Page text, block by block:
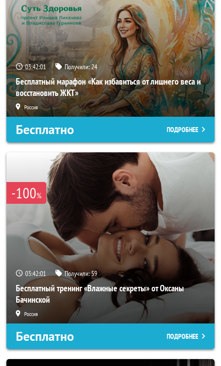
03:41:58 Получили:24
Бесплатный марафон «Как избавиться от лишнего веса и
восстановить ЖКТ»
Россия
Бесплатно ПОДРОБНЕЕ
-100%
03:41:58 Получили:59
Бесплатный тренинг «Влажные секреты» от Оксаны
Бачинской
Россия
Бесплатно ПОДРОБНЕЕ